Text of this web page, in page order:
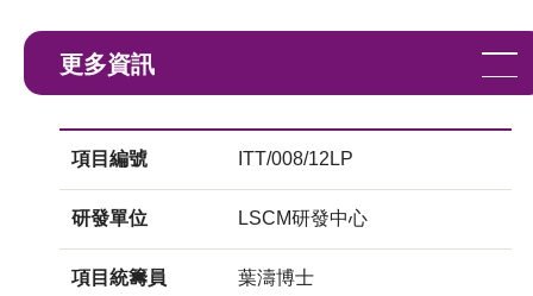
更多資訊
項目編號 ITT/008/12LP
研發單位 LSCM研發中心
項目統籌員 葉濤博士